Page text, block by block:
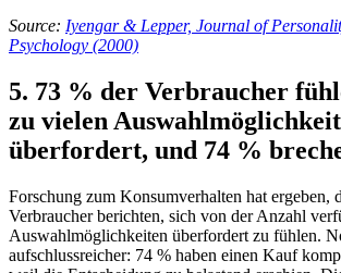
Source: Iyengar & Lepper, Journal of
Psychology (2000)
5. 73 % der Verbraucher
zu vielen
überfordert, und 74 %
Forschung zum Konsumverhalten hat ergeben,
Verbraucher berichten, sich von der Anzahl
Auswahlmöglichkeiten überfordert zu fühlen.
aufschlussreicher: 74 % haben einen Kauf